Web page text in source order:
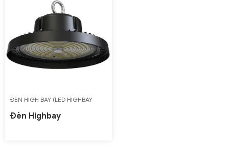
ĐÈN HIGH BAY (LED HIGHBAY
LIGHT)
Đèn Highbay